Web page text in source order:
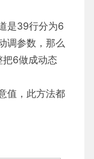
是39行分为6
调参数，那么
把6做成动态
值，此方法都